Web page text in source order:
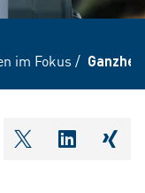
im Fokus /
shareOntwitter